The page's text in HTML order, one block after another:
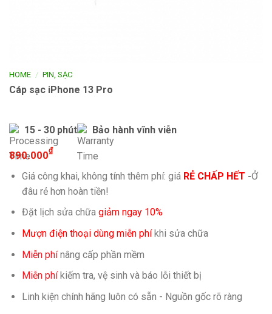
HOME / PIN, SẠC
Cáp sạc iPhone 13 Pro
15 - 30 phút Bảo hành vĩnh viễn
890.000₫
Giá công khai, không tính thêm phí: giá RẺ CHẤP HẾT -Ở
đâu rẻ hơn hoàn tiền!
Đặt lịch sửa chữa giảm ngay 10%
Mượn điện thoại dùng miễn phíkhi sửa chữa
Miễn phínâng cấp phần mềm
Miễn phíkiếm tra, vệ sinh và báo lỗi thiết bị
Linh kiện chính hãng luôn có sẵn - Nguồn gốc rõ ràng